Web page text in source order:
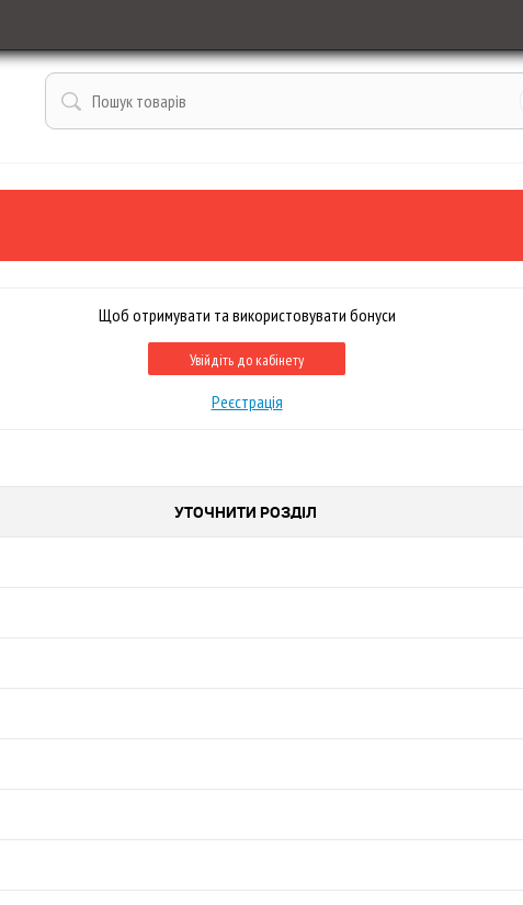
Щоб отримувати та використовувати бонуси
Увійдіть до кабінету
Реєстрація
УТОЧНИТИ РОЗДІЛ